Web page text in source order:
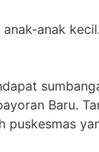
anak
Baru.
puskesmas